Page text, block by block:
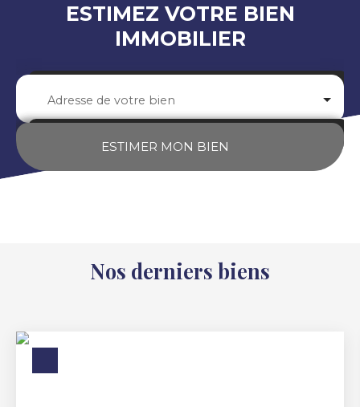
ESTIMEZ VOTRE BIEN
IMMOBILIER
Adresse de votre bien
ESTIMER MON BIEN
Nos derniers biens